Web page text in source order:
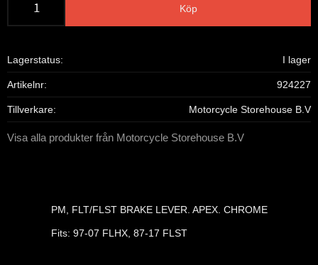
Köp
Lagerstatus I lager
Artikelnr 924227
Tillverkare Motorcycle Storehouse B.V
Visa alla produkter från Motorcycle Storehouse B.V
PM, FLT/FLST BRAKE LEVER. APEX. CHROME
Fits: 97-07 FLHX, 87-17 FLST